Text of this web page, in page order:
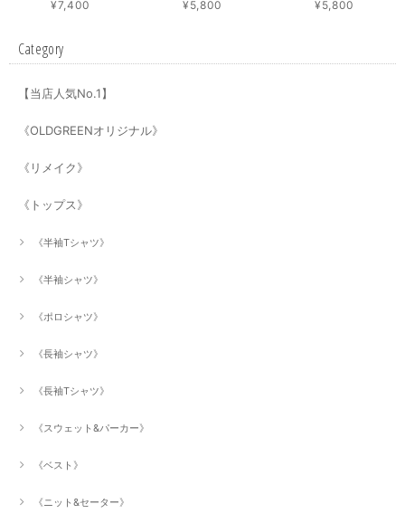
¥7,400
¥5,800
¥5,800
Category
【当店人気No.1】
《OLDGREENオリジナル》
《リメイク》
《トップス》
《半袖Tシャツ》
《半袖シャツ》
《ポロシャツ》
《長袖シャツ》
《長袖Tシャツ》
《スウェット&パーカー》
《ベスト》
《ニット&セーター》